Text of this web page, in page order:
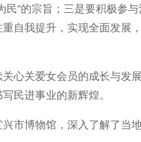
民”的宗旨；三是要积极参
自我提升，实现全面发展
关爱女会员的成长与发
民进事业的新辉煌。
博物馆，深入了解了当